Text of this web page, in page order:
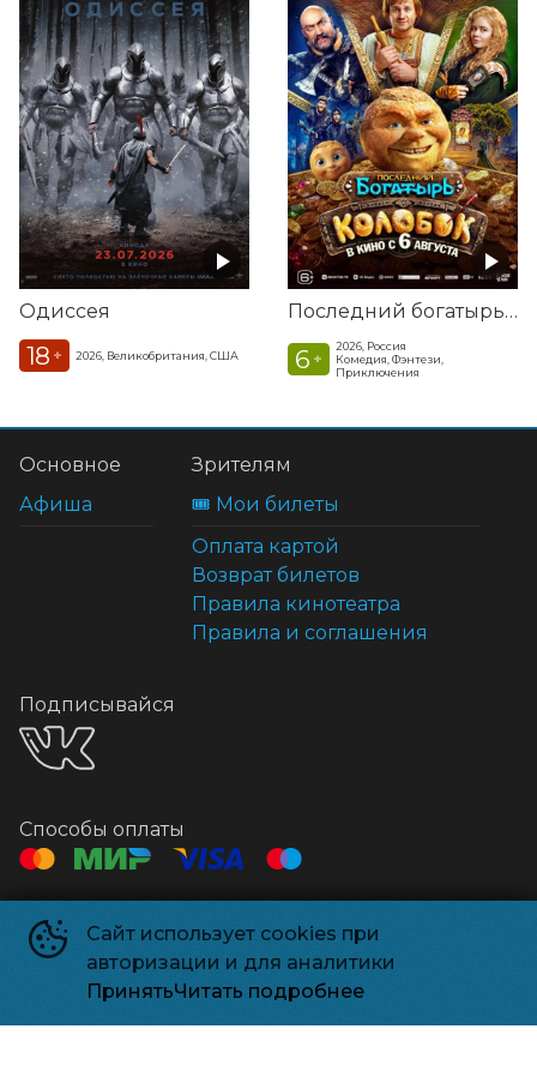
Одиссея
18 + 2026, Великобритания, США
Последний богатырь. Колобок
6 +
2026, Россия
Комедия, Фэнтези,
Приключения
Сайт использует cookies при
авторизации и для аналитики
ПринятьЧитать подробнее
Основное
Афиша
Зрителям
🎟️ Мои билеты
Оплата картой
Возврат билетов
Правила кинотеатра
Правила и соглашения
Подписывайся
Способы оплаты
Контакты
Касса
+7 495 500-91-78
Администрация relizparkzel@mail.ru